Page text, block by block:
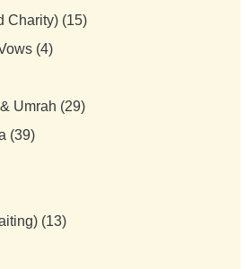
Charity) (15)
(4)
Umrah (29)
(39)
(13)